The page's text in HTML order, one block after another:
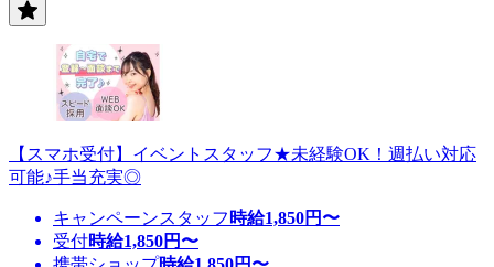
【スマホ受付】イベントスタッフ★未経験OK！週払い対応
可能♪手当充実◎
キャンペーンスタッフ 時給1,850円〜
受付時給1,850円〜